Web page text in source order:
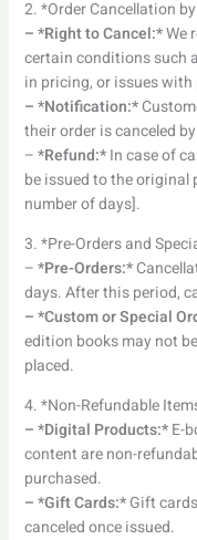
2. *Order Cancellation
– *Right to Cancel:*We
certain conditions such
in pricing, or issues with
– *Notification:*
their order is canceled
–*Refund:*In case of
be issued to the
number of days].
3. *Pre-Orders and
–*Pre-Orders:*
days. After this period,
– *Custom or Special
edition books may not
placed.
4. *Non-Refundable
– *Digital Products:*E-
content are non-
purchased.
– *Gift Cards:*Gift
canceled once issued.